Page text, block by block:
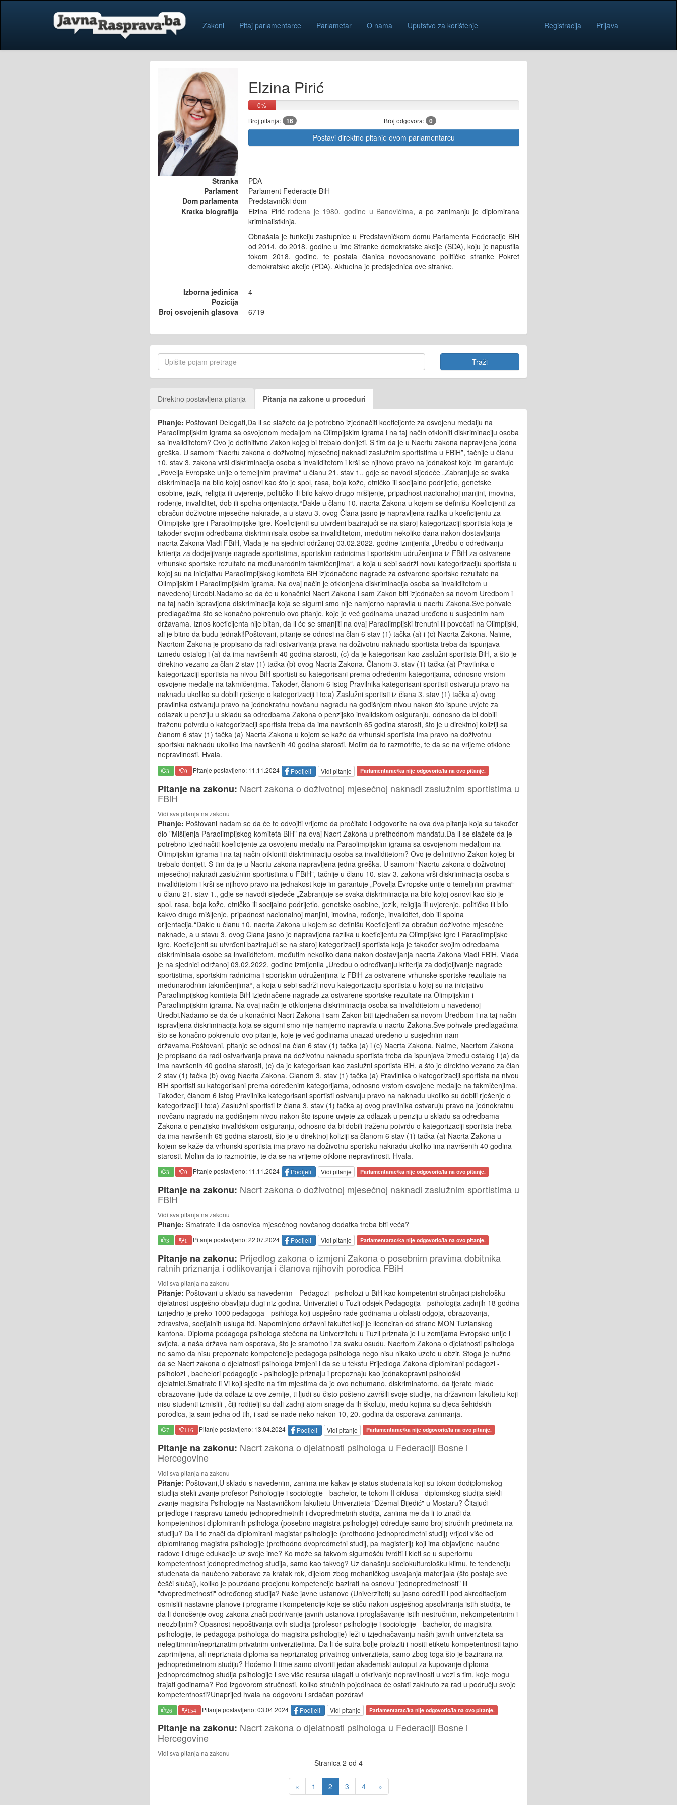
Zakoni Pitaj parlamentarce Parlametar O nama Uputstvo za korištenje Registracija Prijava
Elzina Pirić
0%
Broj pitanja: 16 Broj odgovora: 0
Postavi direktno pitanje ovom parlamentarcu
Stranka
PDA
Parlament
Parlament Federacije BiH
Dom parlamenta
Predstavnički dom
Kratka biografija
Elzina Pirić rođena je 1980. godine u Banovićima, a po zanimanju je diplomirana
kriminalistkinja.
Obnašala je funkciju zastupnice u Predstavničkom domu Parlamenta Federacije BiH
od 2014. do 2018. godine u ime Stranke demokratske akcije (SDA), koju je napustila
tokom 2018. godine, te postala članica novoosnovane političke stranke Pokret
demokratske akcije (PDA). Aktuelna je predsjednica ove stranke.
Izborna jedinica
4
Pozicija
Broj osvojenih glasova
6719
Direktno postavljena pitanja Pitanja na zakone u proceduri
Pitanje: Poštovani Delegati,Da li se slažete da je potrebno izjednačiti koeficijente za osvojenu medalju na
Paraolimpijskim igrama sa osvojenom medaljom na Olimpijskim igrama i na taj način otkloniti diskriminaciju osoba
sa invaliditetom? Ovo je definitivno Zakon kojeg bi trebalo donijeti. S tim da je u Nacrtu zakona napravljena jedna
greška. U samom “Nacrtu zakona o doživotnoj mjesečnoj naknadi zaslužnim sportistima u FBiH”, tačnije u članu
10. stav 3. zakona vrši diskriminacija osoba s invaliditetom i krši se njihovo pravo na jednakost koje im garantuje
„Povelja Evropske unije o temeljnim pravima“ u članu 21. stav 1., gdje se navodi sljedeće „Zabranjuje se svaka
diskriminacija na bilo kojoj osnovi kao što je spol, rasa, boja kože, etničko ili socijalno podrijetlo, genetske
osobine, jezik, religija ili uvjerenje, političko ili bilo kakvo drugo mišljenje, pripadnost nacionalnoj manjini, imovina,
rođenje, invaliditet, dob ili spolna orijentacija.“Dakle u članu 10. nacrta Zakona u kojem se definišu Koeficijenti za
obračun doživotne mjesečne naknade, a u stavu 3. ovog Člana jasno je napravljena razlika u koeficijentu za
Olimpijske igre i Paraolimpijske igre. Koeficijenti su utvrđeni bazirajući se na staroj kategorizaciji sportista koja je
također svojim odredbama diskriminisala osobe sa invaliditetom, međutim nekoliko dana nakon dostavljanja
nacrta Zakona Vladi FBiH, Vlada je na sjednici održanoj 03.02.2022. godine izmijenila „Uredbu o određivanju
kriterija za dodjeljivanje nagrade sportistima, sportskim radnicima i sportskim udruženjima iz FBiH za ostvarene
vrhunske sportske rezultate na međunarodnim takmičenjima“, a koja u sebi sadrži novu kategorizaciju sportista u
kojoj su na inicijativu Paraolimpijskog komiteta BiH izjednačene nagrade za ostvarene sportske rezultate na
Olimpijskim i Paraolimpijskim igrama. Na ovaj način je otklonjena diskriminacija osoba sa invaliditetom u
navedenoj Uredbi.Nadamo se da će u konačnici Nacrt Zakona i sam Zakon biti izjednačen sa novom Uredbom i
na taj način ispravljena diskriminacija koja se sigurni smo nije namjerno napravila u nacrtu Zakona.Sve pohvale
predlagačima što se konačno pokrenulo ovo pitanje, koje je već godinama unazad uređeno u susjednim nam
državama. Iznos koeficijenta nije bitan, da li će se smanjiti na ovaj Paraolimpijski trenutni ili povećati na Olimpijski,
ali je bitno da budu jednaki!Poštovani, pitanje se odnosi na član 6 stav (1) tačka (a) i (c) Nacrta Zakona. Naime,
Nacrtom Zakona je propisano da radi ostvarivanja prava na doživotnu naknadu sportista treba da ispunjava
između ostalog i (a) da ima navršenih 40 godina starosti, (c) da je kategorisan kao zaslužni sportista BiH, a što je
direktno vezano za član 2 stav (1) tačka (b) ovog Nacrta Zakona. Članom 3. stav (1) tačka (a) Pravilnika o
kategorizaciji sportista na nivou BiH sportisti su kategorisani prema određenim kategorijama, odnosno vrstom
osvojene medalje na takmičenjima. Također, članom 6 istog Pravilnika kategorisani sportisti ostvaruju pravo na
naknadu ukoliko su dobili rješenje o kategorizaciji i to:a) Zaslužni sportisti iz člana 3. stav (1) tačka a) ovog
pravilnika ostvaruju pravo na jednokratnu novčanu nagradu na godišnjem nivou nakon što ispune uvjete za
odlazak u penziju u skladu sa odredbama Zakona o penzijsko invalidskom osiguranju, odnosno da bi dobili
traženu potvrdu o kategorizaciji sportista treba da ima navršenih 65 godina starosti, što je u direktnoj koliziji sa
članom 6 stav (1) tačka (a) Nacrta Zakona u kojem se kaže da vrhunski sportista ima pravo na doživotnu
sportsku naknadu ukoliko ima navršenih 40 godina starosti. Molim da to razmotrite, te da se na vrijeme otklone
nepravilnosti. Hvala.
3 0 Pitanje postavljeno: 11.11.2024 Podijeli Vidi pitanje Parlamentarac/ka nije odgovorio/la na ovo pitanje.
Pitanje na zakonu: Nacrt zakona o doživotnoj mjesečnoj naknadi zaslužnim sportistima u
FBiH
Vidi sva pitanja na zakonu
Pitanje: Poštovani nadam se da će te odvojiti vrijeme da pročitate i odgovorite na ova dva pitanja koja su također
dio "Mišljenja Paraolimpijskog komiteta BiH" na ovaj Nacrt Zakona u prethodnom mandatu.Da li se slažete da je
potrebno izjednačiti koeficijente za osvojenu medalju na Paraolimpijskim igrama sa osvojenom medaljom na
Olimpijskim igrama i na taj način otkloniti diskriminaciju osoba sa invaliditetom? Ovo je definitivno Zakon kojeg bi
trebalo donijeti. S tim da je u Nacrtu zakona napravljena jedna greška. U samom “Nacrtu zakona o doživotnoj
mjesečnoj naknadi zaslužnim sportistima u FBiH”, tačnije u članu 10. stav 3. zakona vrši diskriminacija osoba s
invaliditetom i krši se njihovo pravo na jednakost koje im garantuje „Povelja Evropske unije o temeljnim pravima“
u članu 21. stav 1., gdje se navodi sljedeće „Zabranjuje se svaka diskriminacija na bilo kojoj osnovi kao što je
spol, rasa, boja kože, etničko ili socijalno podrijetlo, genetske osobine, jezik, religija ili uvjerenje, političko ili bilo
kakvo drugo mišljenje, pripadnost nacionalnoj manjini, imovina, rođenje, invaliditet, dob ili spolna
orijentacija.“Dakle u članu 10. nacrta Zakona u kojem se definišu Koeficijenti za obračun doživotne mjesečne
naknade, a u stavu 3. ovog Člana jasno je napravljena razlika u koeficijentu za Olimpijske igre i Paraolimpijske
igre. Koeficijenti su utvrđeni bazirajući se na staroj kategorizaciji sportista koja je također svojim odredbama
diskriminisala osobe sa invaliditetom, međutim nekoliko dana nakon dostavljanja nacrta Zakona Vladi FBiH, Vlada
je na sjednici održanoj 03.02.2022. godine izmijenila „Uredbu o određivanju kriterija za dodjeljivanje nagrade
sportistima, sportskim radnicima i sportskim udruženjima iz FBiH za ostvarene vrhunske sportske rezultate na
međunarodnim takmičenjima“, a koja u sebi sadrži novu kategorizaciju sportista u kojoj su na inicijativu
Paraolimpijskog komiteta BiH izjednačene nagrade za ostvarene sportske rezultate na Olimpijskim i
Paraolimpijskim igrama. Na ovaj način je otklonjena diskriminacija osoba sa invaliditetom u navedenoj
Uredbi.Nadamo se da će u konačnici Nacrt Zakona i sam Zakon biti izjednačen sa novom Uredbom i na taj način
ispravljena diskriminacija koja se sigurni smo nije namjerno napravila u nacrtu Zakona.Sve pohvale predlagačima
što se konačno pokrenulo ovo pitanje, koje je već godinama unazad uređeno u susjednim nam
državama.Poštovani, pitanje se odnosi na član 6 stav (1) tačka (a) i (c) Nacrta Zakona. Naime, Nacrtom Zakona
je propisano da radi ostvarivanja prava na doživotnu naknadu sportista treba da ispunjava između ostalog i (a) da
ima navršenih 40 godina starosti, (c) da je kategorisan kao zaslužni sportista BiH, a što je direktno vezano za član
2 stav (1) tačka (b) ovog Nacrta Zakona. Članom 3. stav (1) tačka (a) Pravilnika o kategorizaciji sportista na nivou
BiH sportisti su kategorisani prema određenim kategorijama, odnosno vrstom osvojene medalje na takmičenjima.
Također, članom 6 istog Pravilnika kategorisani sportisti ostvaruju pravo na naknadu ukoliko su dobili rješenje o
kategorizaciji i to:a) Zaslužni sportisti iz člana 3. stav (1) tačka a) ovog pravilnika ostvaruju pravo na jednokratnu
novčanu nagradu na godišnjem nivou nakon što ispune uvjete za odlazak u penziju u skladu sa odredbama
Zakona o penzijsko invalidskom osiguranju, odnosno da bi dobili traženu potvrdu o kategorizaciji sportista treba
da ima navršenih 65 godina starosti, što je u direktnoj koliziji sa članom 6 stav (1) tačka (a) Nacrta Zakona u
kojem se kaže da vrhunski sportista ima pravo na doživotnu sportsku naknadu ukoliko ima navršenih 40 godina
starosti. Molim da to razmotrite, te da se na vrijeme otklone nepravilnosti. Hvala.
3 0 Pitanje postavljeno: 11.11.2024 Podijeli Vidi pitanje Parlamentarac/ka nije odgovorio/la na ovo pitanje.
Pitanje na zakonu: Nacrt zakona o doživotnoj mjesečnoj naknadi zaslužnim sportistima u
FBiH
Vidi sva pitanja na zakonu
Pitanje: Smatrate li da osnovica mjesečnog novčanog dodatka treba biti veća?
3 1 Pitanje postavljeno: 22.07.2024 Podijeli Vidi pitanje Parlamentarac/ka nije odgovorio/la na ovo pitanje.
Pitanje na zakonu: Prijedlog zakona o izmjeni Zakona o posebnim pravima dobitnika
ratnih priznanja i odlikovanja i članova njihovih porodica FBiH
Vidi sva pitanja na zakonu
Pitanje: Poštovani u skladu sa navedenim - Pedagozi - psiholozi u BiH kao kompetentni stručnjaci pishološku
djelatnost uspješno obavljaju dugi niz godina. Univerzitet u Tuzli odsjek Pedagogija - psihologija zadnjih 18 godina
iznjedrio je preko 1000 pedagoga - psihloga koji uspješno rade godinama u oblasti odgoja, obrazovanja,
zdravstva, socijalnih usluga itd. Napominjeno državni fakultet koji je licenciran od strane MON Tuzlanskog
kantona. Diploma pedagoga psihologa stečena na Univerzitetu u Tuzli priznata je i u zemljama Evropske unije i
svijeta, a naša država nam osporava, što je sramotno i za svaku osudu. Nacrtom Zakona o djelatnosti psihologa
ne samo da nisu prepoznate kompetencije pedagoga psihologa nego nisu nikako uzete u obzir. Stoga je nužno
da se Nacrt zakona o djelatnosti psihologa izmjeni i da se u tekstu Prijedloga Zakona diplomirani pedagozi -
psiholozi , bachelori pedagogije - psihologije priznaju i prepoznaju kao jednakopravni psihološki
djelatnici.Smatrate li Vi koji sjedite na tim mjestima da je ovo nehumano, diskriminatorno, da tjerate mlade
obrazovane ljude da odlaze iz ove zemlje, ti ljudi su čisto pošteno završili svoje studije, na državnom fakultetu koji
nisu studenti izmislili , čiji roditelji su dali zadnji atom snage da ih školuju, među kojima su djeca šehidskih
porodica, ja sam jedna od tih, i sad se nađe neko nakon 10, 20. godina da osporava zanimanja.
7 116 Pitanje postavljeno: 13.04.2024 Podijeli Vidi pitanje Parlamentarac/ka nije odgovorio/la na ovo pitanje.
Pitanje na zakonu: Nacrt zakona o djelatnosti psihologa u Federaciji Bosne i
Hercegovine
Vidi sva pitanja na zakonu
Pitanje: Poštovani,U skladu s navedenim, zanima me kakav je status studenata koji su tokom dodiplomskog
studija stekli zvanje profesor Psihologije i sociologije - bachelor, te tokom II ciklusa - diplomskog studija stekli
zvanje magistra Psihologije na Nastavničkom fakultetu Univerziteta "Džemal Bijedić" u Mostaru? Čitajući
prijedloge i raspravu između jednopredmetnih i dvopredmetnih studija, zanima me da li to znači da
kompetentnost diplomiranih psihologa (posebno magistra psihologije) određuje samo broj stručnih predmeta na
studiju? Da li to znači da diplomirani magistar psihologije (prethodno jednopredmetni studij) vrijedi više od
diplomiranog magistra psihologije (prethodno dvopredmetni studij, pa magisterij) koji ima objavljene naučne
radove i druge edukacije uz svoje ime? Ko može sa takvom sigurnošću tvrditi i kleti se u superiornu
kompetentnost jednopredmetnog studija, samo kao takvog? Uz današnju sociokulturološku klimu, te tendenciju
studenata da naučeno zaborave za kratak rok, dijelom zbog mehaničkog usvajanja materijala (što postaje sve
češči slučaj), koliko je pouzdano procjenu kompetencije bazirati na osnovu "jednopredmetnosti" ili
"dvopredmetnosti" određenog studija? Naše javne ustanove (Univerziteti) su jasno odredili i pod akreditacijom
osmislili nastavne planove i programe i kompetencije koje se stiču nakon uspješnog apsolviranja istih studija, te
da li donošenje ovog zakona znači podrivanje javnih ustanova i proglašavanje istih nestručnim, nekompetentnim i
neozbiljnim? Opasnost nepoštivanja ovih studija (profesor psihologije i sociologije - bachelor, do magistra
psihologije, te pedagoga-psihologa do magistra psihologije) leži u izjednačavanju naših javnih univerziteta sa
nelegitimnim/nepriznatim privatnim univerzitetima. Da li će sutra bolje prolaziti i nositi etiketu kompetentnosti tajno
zaprimljena, ali nepriznata diploma sa nepriznatog privatnog univerziteta, samo zbog toga što je bazirana na
jednopredmetnom studiju? Hoćemo li time samo otvoriti jedan akademski autoput za kupovanje diploma
jednopredmetnog studija psihologije i sve više resursa ulagati u otkrivanje nepravilnosti u vezi s tim, koje mogu
trajati godinama? Pod izgovorom stručnosti, koliko stručnih pojedinaca će ostati zakinuto za rad u području svoje
kompetentnosti?Unaprijed hvala na odgovoru i srdačan pozdrav!
26 154 Pitanje postavljeno: 03.04.2024 Podijeli Vidi pitanje Parlamentarac/ka nije odgovorio/la na ovo pitanje.
Pitanje na zakonu: Nacrt zakona o djelatnosti psihologa u Federaciji Bosne i
Hercegovine
Vidi sva pitanja na zakonu
Stranica 2 od 4
« 1 2 3 4 »